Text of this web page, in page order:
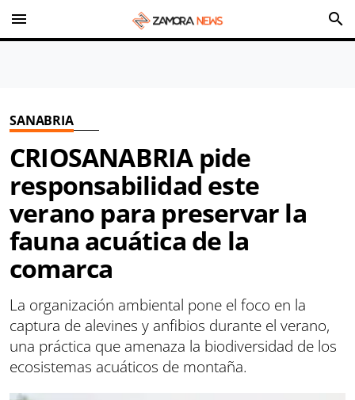
menu search
SANABRIA
CRIOSANABRIA pide
responsabilidad este
verano para preservar la
fauna acuática de la
comarca
La organización ambiental pone el foco en la
captura de alevines y anfibios durante el verano,
una práctica que amenaza la biodiversidad de los
ecosistemas acuáticos de montaña.